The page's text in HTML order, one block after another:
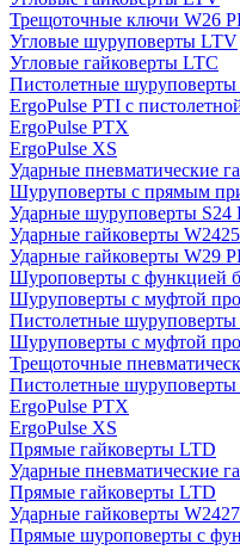
Трещоточные ключи W26
Угловые шуруповерты LTV
Угловые гайковерты LTC
Пистолетные
ErgoPulse PTI с
ErgoPulse PTX
ErgoPulse XS
Ударные пневматические
Шуруповерты с прямым
Ударные шуруповерты S24
Ударные гайковерты
Ударные гайковерты W29
Шуроповерты с функцией
Шуруповерты с муфтой
Пистолетные
Шуруповерты с муфтой
Трещоточные
Пистолетные
ErgoPulse PTX
ErgoPulse XS
Прямые гайковерты LTD
Ударные пневматические
Прямые гайковерты LTD
Ударные гайковерты
Прямые шуроповерты с